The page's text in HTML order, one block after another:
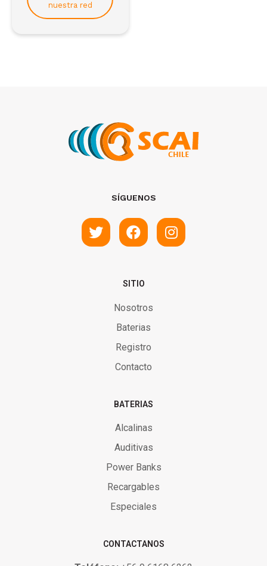
nuestra red
SÍGUENOS
SITIO
Nosotros
Baterias
Registro
Contacto
BATERIAS
Alcalinas
Auditivas
Power Banks
Recargables
Especiales
CONTACTANOS